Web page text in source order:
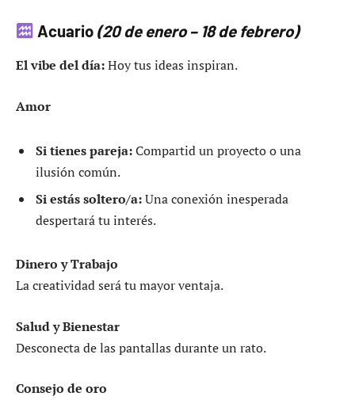
Acuario (20 de enero – 18 de febrero)
El vibe del día:Hoy tus ideas inspiran.
Amor
Si tienes pareja:Compartid un proyecto o una
ilusión común.
Si estás soltero/a:Una conexión inesperada
despertará tu interés.
Dinero y Trabajo
La creatividad será tu mayor ventaja.
Salud y Bienestar
Desconecta de las pantallas durante un rato.
Consejo de oro